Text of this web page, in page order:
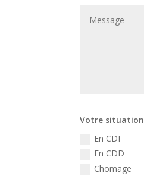
Votre situation
En CDI
En CDD
Chomage